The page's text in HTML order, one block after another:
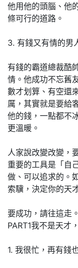
他用他的頭腦、他
條可行的道路。
3. 有錢又有情的男
有錢的霸道總裁酷
情。他成功不忘舊
數才划算、有空還
厲，其實就是要給
他的錢，一點都不
更溫暖。
人家說改變改變，
重要的工具是「自
做、可以追求的。
索驥，決定你的天
要成功，請往這走。
PART1我不是天才
1. 我很忙，再有錢